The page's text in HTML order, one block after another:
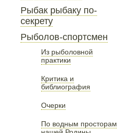
Рыбак рыбаку по-
секрету
Рыболов-спортсмен
Из рыболовной
практики
Критика и
библиография
Очерки
По водным просторам